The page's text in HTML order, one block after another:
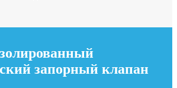
запорный клапан